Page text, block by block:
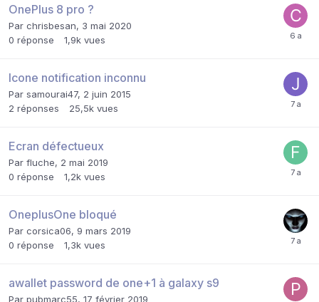
OnePlus 8 pro ?
Par chrisbesan, 3 mai 2020
0 réponse 1,9k vues
Icone notification inconnu
Par samourai47, 2 juin 2015
2 réponses 25,5k vues
Ecran défectueux
Par fluche, 2 mai 2019
0 réponse 1,2k vues
OneplusOne bloqué
Par corsica06, 9 mars 2019
0 réponse 1,3k vues
awallet password de one+1 à galaxy s9
Par pubmarc55, 17 février 2019